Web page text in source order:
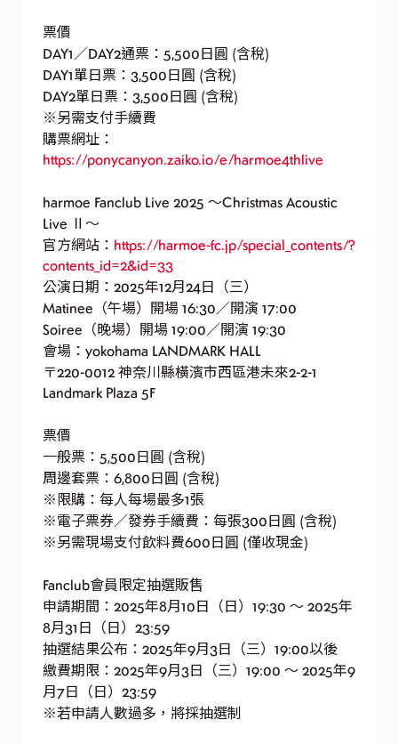
票價
DAY1／DAY2通票：5,500日圓 (含稅)
DAY1單日票：3,500日圓 (含稅)
DAY2單日票：3,500日圓 (含稅)
※另需支付手續費
購票網址：
https://ponycanyon.zaiko.io/e/harmoe4thlive
harmoe Fanclub Live 2025 〜Christmas Acoustic
Live Ⅱ〜
官方網站： https://harmoe-fc.jp/special_contents/?
contents_id=2&id=33
公演日期：2025年12月24日（三）
Matinee（午場）開場 16:30／開演 17:00
Soiree（晚場）開場 19:00／開演 19:30
會場：yokohama LANDMARK HALL
〒220-0012 神奈川縣橫濱市西區港未來2-2-1
Landmark Plaza 5F
票價
一般票：5,500日圓 (含稅)
周邊套票：6,800日圓 (含稅)
※限購：每人每場最多1張
※電子票券／發券手續費：每張300日圓 (含稅)
※另需現場支付飲料費600日圓 (僅收現金)
Fanclub會員限定抽選販售
申請期間：2025年8月10日（日）19:30 ～ 2025年
8月31日（日）23:59
抽選結果公布：2025年9月3日（三）19:00以後
繳費期限：2025年9月3日（三）19:00 ～ 2025年9
月7日（日）23:59
※若申請人數過多，將採抽選制